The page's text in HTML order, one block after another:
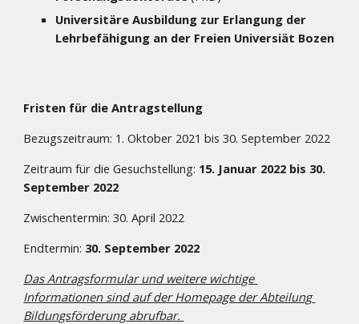
Universitäre Ausbildung zur Erlangung der
Lehrbefähigung an der Freien Universiät Bozen
Fristen für die Antragstellung
Bezugszeitraum: 1. Oktober 2021 bis 30. September 2022
Zeitraum für die Gesuchstellung: 15. Januar 2022 bis 30.
September 2022
Zwischentermin: 30. April 2022
Endtermin: 30. September 2022
Das Antragsformular und weitere wichtige
Informationen sind auf der Homepage der Abteilung
Bildungsförderung abrufbar.